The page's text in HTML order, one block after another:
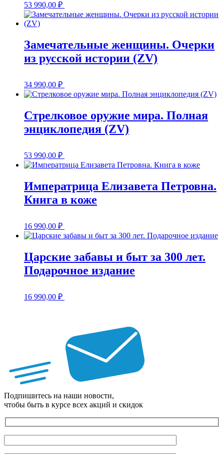
53 990,00 ₽
Замечательные женщины. Очерки
из русской истории (ZV)
34 990,00 ₽
Стрелковое оружие мира. Полная
энциклопедия (ZV)
53 990,00 ₽
Императрица Елизавета Петровна.
Книга в коже
16 990,00 ₽
Царские забавы и быт за 300 лет.
Подарочное издание
16 990,00 ₽
Подпишитесь на наши новости,
чтобы быть в курсе всех акций и скидок